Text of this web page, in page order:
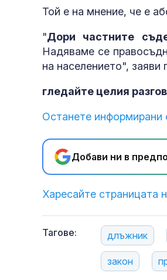
Той е на мнение, че е
"Дори частните
Надяваме се
на населението",
гледайте целия
Останете информирани
Добави ни в
Харесайте страницата
Тагове: длъжник
закон